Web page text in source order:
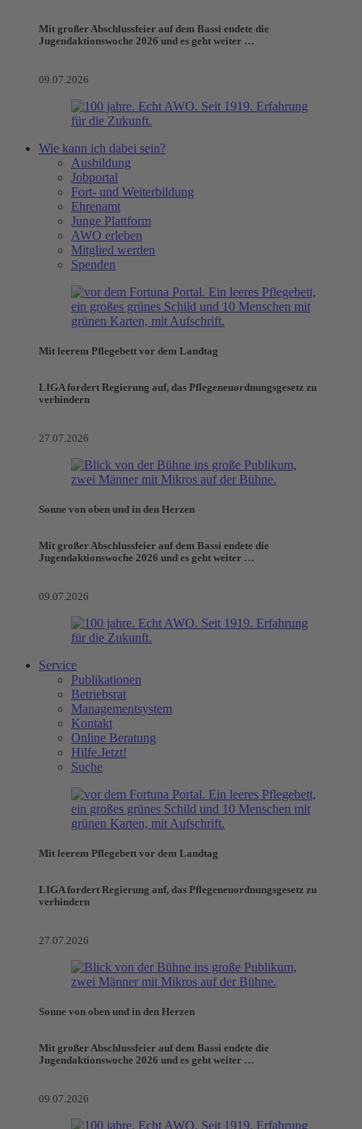
Mit großer Abschlussfeier auf dem Bassi endete die
Jugendaktionswoche 2026 und es geht weiter …
09.07.2026
Wie kann ich dabei sein?
Ausbildung
Jobportal
Fort- und Weiterbildung
Ehrenamt
Junge Plattform
AWO erleben
Mitglied werden
Spenden
Mit leerem Pflegebett vor dem Landtag
LIGA fordert Regierung auf, das Pflegeneuordnungsgesetz zu
verhindern
27.07.2026
Sonne von oben und in den Herzen
Mit großer Abschlussfeier auf dem Bassi endete die
Jugendaktionswoche 2026 und es geht weiter …
09.07.2026
Service
Publikationen
Betriebsrat
Managementsystem
Kontakt
Online Beratung
Hilfe.Jetzt!
Suche
Mit leerem Pflegebett vor dem Landtag
LIGA fordert Regierung auf, das Pflegeneuordnungsgesetz zu
verhindern
27.07.2026
Sonne von oben und in den Herzen
Mit großer Abschlussfeier auf dem Bassi endete die
Jugendaktionswoche 2026 und es geht weiter …
09.07.2026